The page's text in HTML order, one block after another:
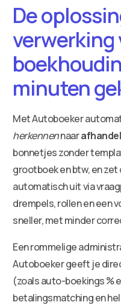
De
verwerking
minuten
Met Autoboeker
herkennennaar
bonnetjes zonder
grootboek en btw, en
automatisch uit via
drempels, rollen en een
sneller, met minder
Een rommelige
Autoboeker geeft je
(zoals auto-boekings %
betalingsmatching en